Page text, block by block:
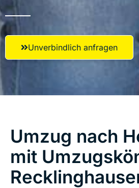
Unverbindlich anfragen
Umzug nach
mit